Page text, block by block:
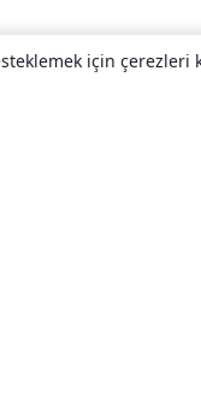
için çerezleri